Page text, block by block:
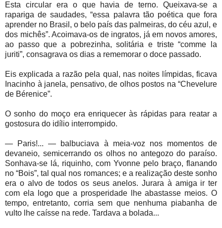
Esta circular era o que havia de terno. Queixava-se a
rapariga de saudades, “essa palavra tão poética que fora
aprender no Brasil, o belo país das palmeiras, do céu azul, e
dos michês”. Acoimava-os de ingratos, já em novos amores,
ao passo que a pobrezinha, solitária e triste “comme la
juriti”, consagrava os dias a rememorar o doce passado.
Eis explicada a razão pela qual, nas noites límpidas, ficava
Inacinho à janela, pensativo, de olhos postos na “Chevelure
de Bérenice”.
O sonho do moço era enriquecer às rápidas para reatar a
gostosura do idílio interrompido.
— Paris!... — balbuciava à meia-voz nos momentos de
devaneio, semicerrando os olhos no antegozo do paraíso.
Sonhava-se lá, riquinho, com Yvonne pelo braço, flanando
no “Bois”, tal qual nos romances; e a realização deste sonho
era o alvo de todos os seus anelos. Jurara à amiga ir ter
com ela logo que a prosperidade lhe abastasse meios. O
tempo, entretanto, corria sem que nenhuma piabanha de
vulto lhe caísse na rede. Tardava a bolada...